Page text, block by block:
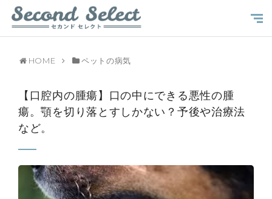
HOME ペットの病気
【口腔内の腫瘍】口の中にできる悪性の腫
瘍。顎を切り落とすしかない？予後や治療法
など。